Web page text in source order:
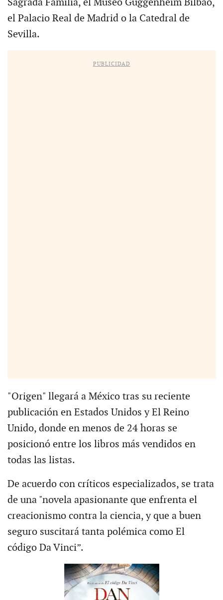
Sagrada Familia, el Museo Guggenheim Bilbao,
el Palacio Real de Madrid o la Catedral de
Sevilla.
PUBLICIDAD
"Origen" llegará a México tras su reciente
publicación en Estados Unidos y El Reino
Unido, donde en menos de 24 horas se
posicionó entre los libros más vendidos en
todas las listas.
De acuerdo con críticos especializados, se trata
de una "novela apasionante que enfrenta el
creacionismo contra la ciencia, y que a buen
seguro suscitará tanta polémica como El
código Da Vinci”.